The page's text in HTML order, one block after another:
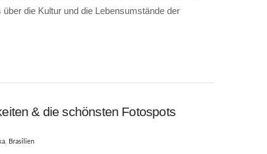
die Kultur und die Lebensumstände der
& die schönsten Fotospots
, Brasilien